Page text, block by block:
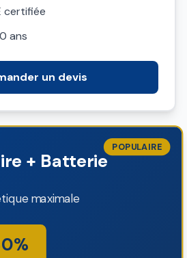
certifiée
ans
un devis
POPULAIRE
+ Batterie
maximale